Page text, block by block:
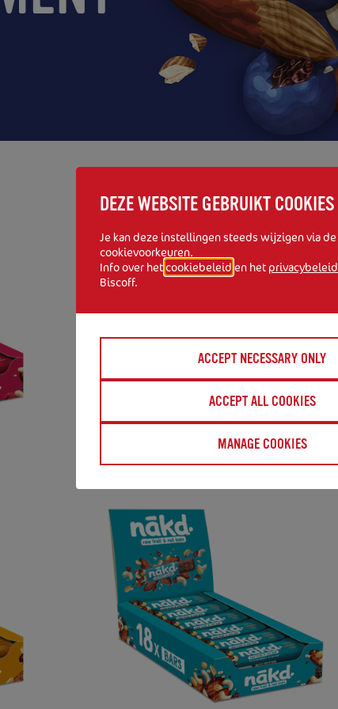
BLUEBERRY MUFFIN
DEZE WEBSITE GEBRUIKT COOKIES
Je kan deze instellingen steeds wijzigen via de
cookievoorkeuren.
Info over hetcookiebeleid en het privacybeleid
Biscoff.
ACCEPT NECESSARY ONLY
ACCEPT ALL COOKIES
MANAGE COOKIES